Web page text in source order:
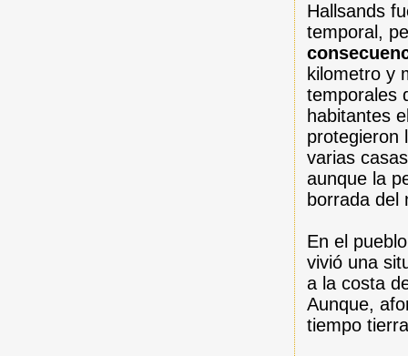
Hallsands
temporal,
kilometro y
temporales
habitantes
protegieron
varias
aunque la
borrada del
En el
vivió una
a la costa
Aunque,
tiempo